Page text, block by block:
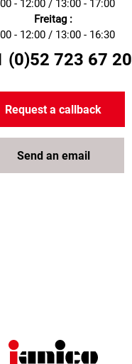
- 12:00 / 13:00 - 17:00
Freitag :
- 12:00 / 13:00 - 16:30
(0)52 723 67 20
Request a callback
Send an email